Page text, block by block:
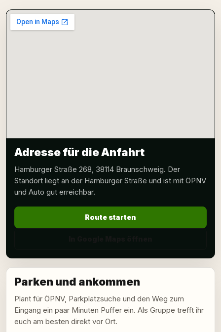
Adresse für die Anfahrt
Hamburger Straße 268, 38114 Braunschweig. Der
Standort liegt an der Hamburger Straße und ist mit ÖPNV
und Auto gut erreichbar.
Route starten
Parken und ankommen
Plant für ÖPNV, Parkplatzsuche und den Weg zum
Eingang ein paar Minuten Puffer ein. Als Gruppe trefft ihr
euch am besten direkt vor Ort.